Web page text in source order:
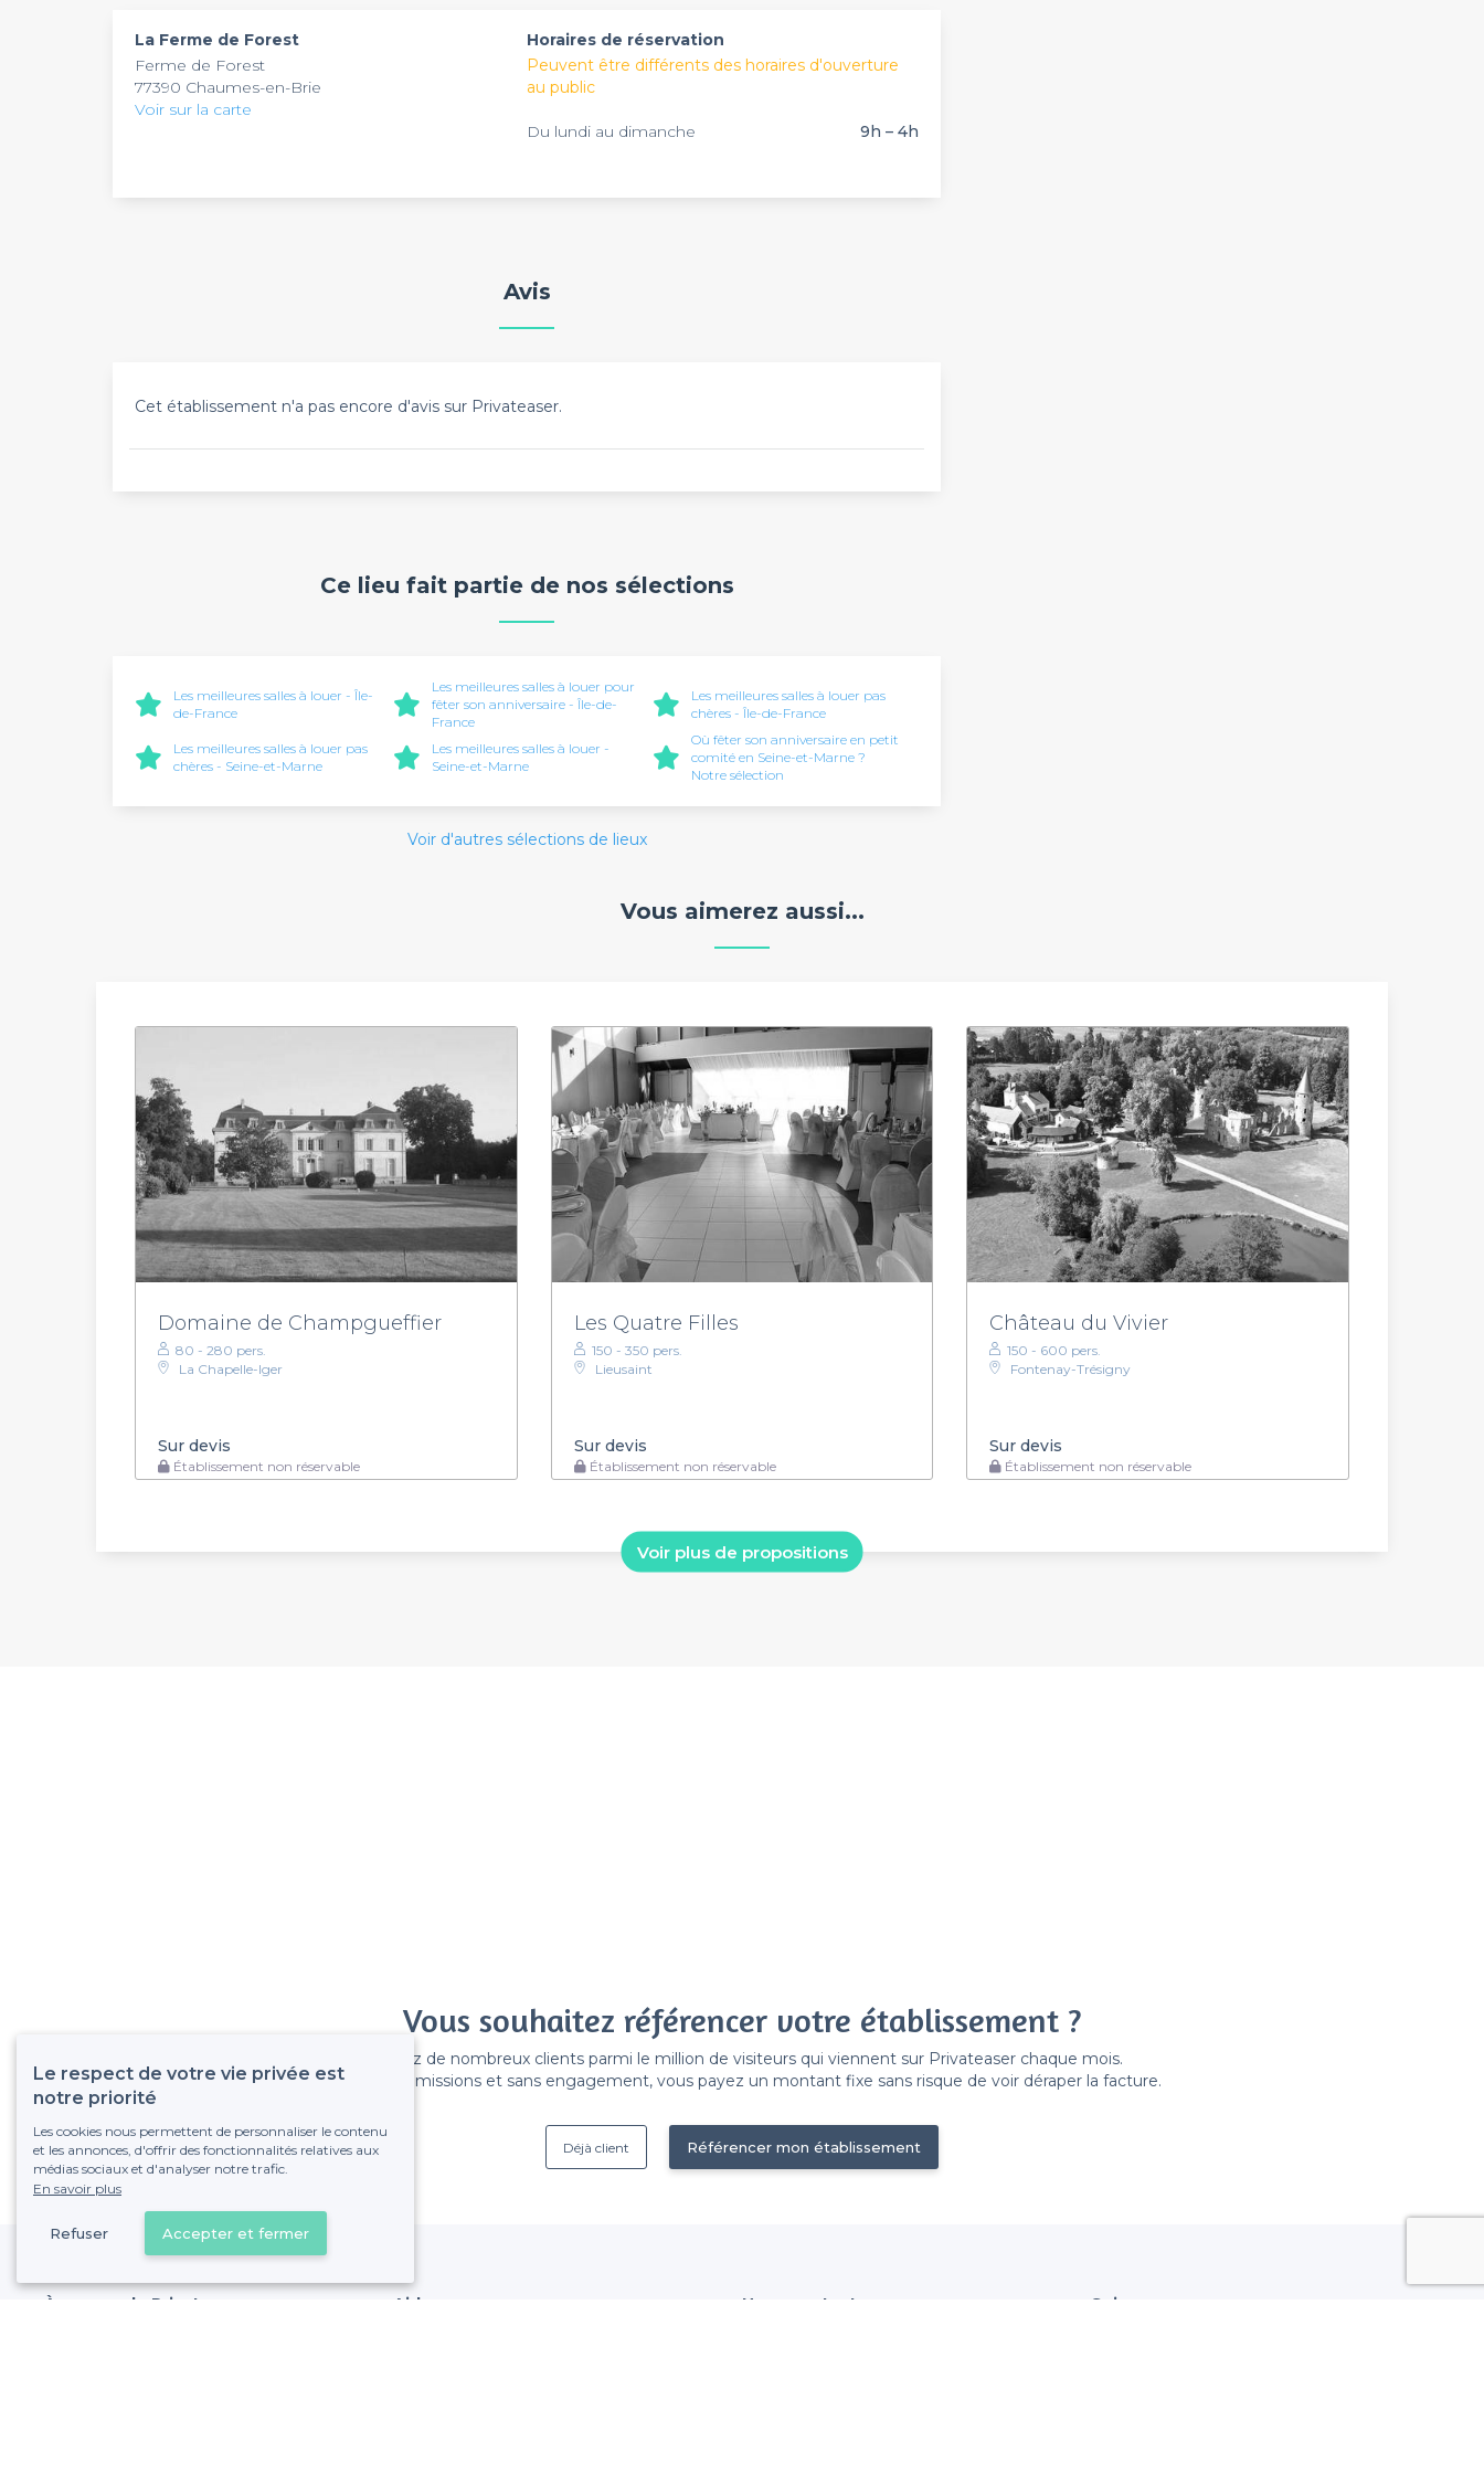
La Ferme de Forest
Ferme de Forest
77390 Chaumes-en-Brie
Voir sur la carte
Horaires de réservation
Peuvent être différents des horaires d'ouverture
au public
Du lundi au dimanche 9h – 4h
Avis
Cet établissement n'a pas encore d'avis sur Privateaser.
Ce lieu fait partie de nos sélections
Les meilleures salles à louer - Île-
de-France
Les meilleures salles à louer pour
fêter son anniversaire - Île-de-
France
Les meilleures salles à louer pas
chères - Île-de-France
Les meilleures salles à louer pas
chères - Seine-et-Marne
Les meilleures salles à louer -
Seine-et-Marne
Où fêter son anniversaire en petit
comité en Seine-et-Marne ?
Notre sélection
Voir d'autres sélections de lieux
Vous aimerez aussi...
Domaine de Champgueffier
80 - 280 pers.
La Chapelle-Iger
Sur devis
Établissement non réservable
Les Quatre Filles
150 - 350 pers.
Lieusaint
Sur devis
Établissement non réservable
Château du Vivier
150 - 600 pers.
Fontenay-Trésigny
Sur devis
Établissement non réservable
Voir plus de propositions
Vous souhaitez référencer votre établissement ?
Gagnez de nombreux clients parmi le million de visiteurs qui viennent sur Privateaser chaque mois.
Pas de commissions et sans engagement, vous payez un montant fixe sans risque de voir déraper la facture.
Référencer mon établissement
Déjà client
À propos de Privateaser Aide Nous contacter Suivez nous
Le respect de votre vie privée est
notre priorité
Les cookies nous permettent de personnaliser le contenu
et les annonces, d'offrir des fonctionnalités relatives aux
médias sociaux et d'analyser notre trafic.
En savoir plus
Refuser Accepter et fermer